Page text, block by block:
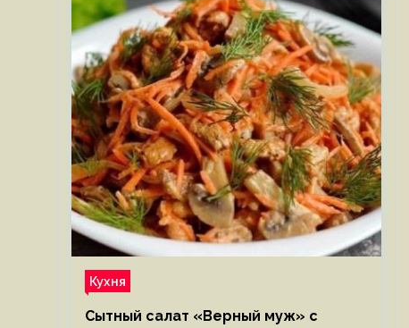
Кухня
Сытный салат «Верный муж» с